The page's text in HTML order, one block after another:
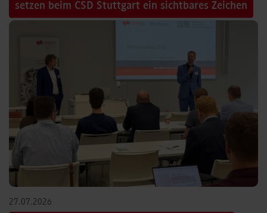
setzen beim CSD Stuttgart ein sichtbares Zeichen
27.07.2026